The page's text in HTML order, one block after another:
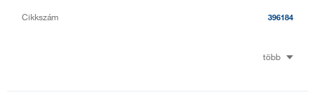
Cikkszám 396184
több